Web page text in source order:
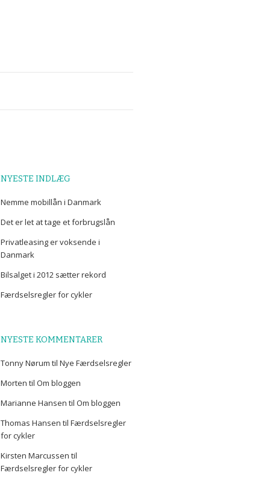
NYESTE INDLÆG
Nemme mobillån i Danmark
Det er let at tage et forbrugslån
Privatleasing er voksende i
Danmark
Bilsalget i 2012 sætter rekord
Færdselsregler for cykler
NYESTE KOMMENTARER
Tonny Nørum til Nye Færdselsregler
Morten til Om bloggen
Marianne Hansen til Om bloggen
Thomas Hansen til Færdselsregler
for cykler
Kirsten Marcussen til
Færdselsregler for cykler